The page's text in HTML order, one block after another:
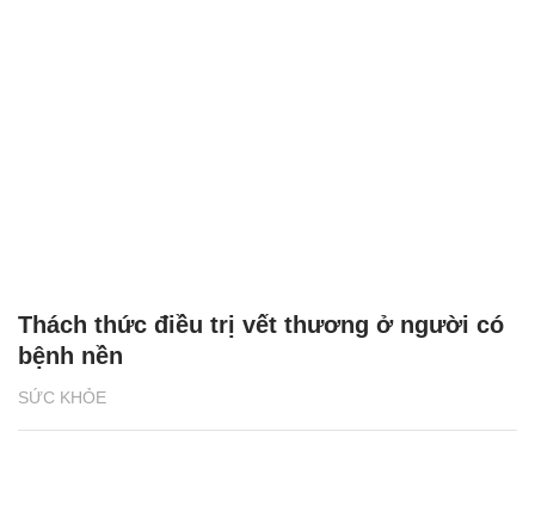
SỨC KHỎE
Thách thức điều trị vết thương ở người có
bệnh nền